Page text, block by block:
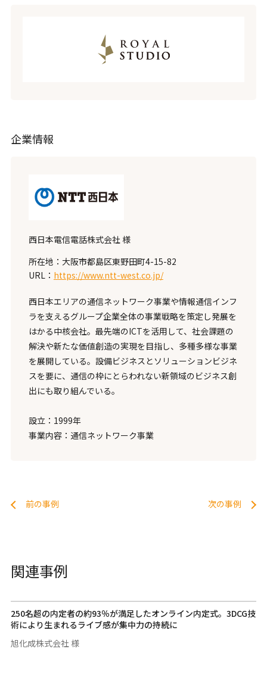
企業情報
西日本電信電話株式会社 様
所在地：大阪市都島区東野田町4-15-82
URL： https://www.ntt-west.co.jp/
西日本エリアの通信ネットワーク事業や情報通信インフ
ラを支えるグループ企業全体の事業戦略を策定し発展を
はかる中核会社。最先端のICTを活用して、社会課題の
解決や新たな価値創造の実現を目指し、多種多様な事業
を展開している。設備ビジネスとソリューションビジネ
スを要に、通信の枠にとらわれない新領域のビジネス創
出にも取り組んでいる。
設立：1999年
事業内容：通信ネットワーク事業
前の事例 次の事例
関連事例
250名超の内定者の約93％が満足したオンライン内定式。3DCG技
術により生まれるライブ感が集中力の持続に
旭化成株式会社 様